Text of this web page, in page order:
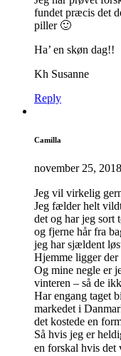
fundet præcis det
piller 🙂
Ha’ en skøn dag!!
Kh Susanne
Reply
Camilla
november 25, 2018
Jeg vil virkelig
Jeg fælder helt
det og har jeg sort
og fjerne hår fra
jeg har sjældent
Hjemme ligger der
Og mine negle er
vinteren – så de
Har engang taget
markedet i
det kostede en
Så hvis jeg er
en forskal hvis det